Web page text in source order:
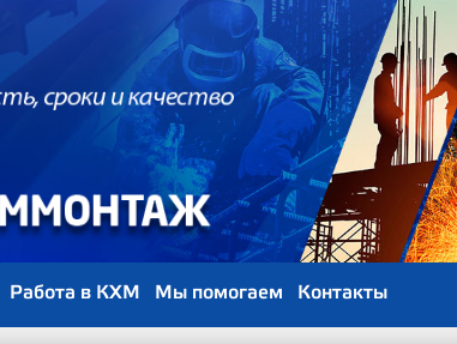
Работа в КХМ Мы помогаем Контакты